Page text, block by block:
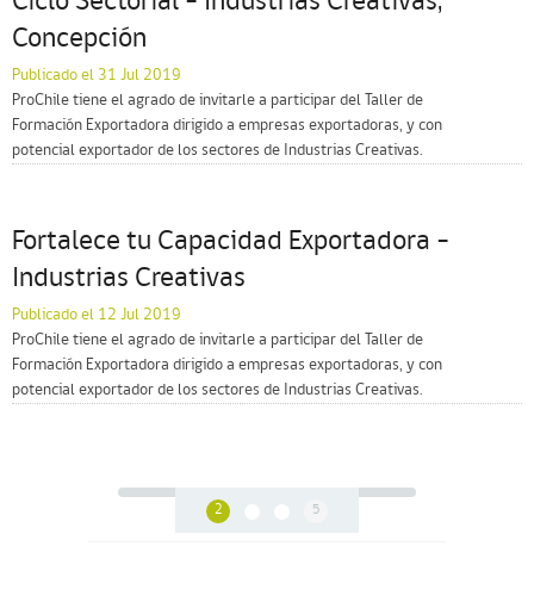
Concepción
Publicado el 31 Jul 2019
ProChile tiene el agrado de invitarle a participar del Taller de
Formación Exportadora dirigido a empresas exportadoras, y con
potencial exportador de los sectores de Industrias Creativas.
Fortalece tu Capacidad Exportadora –
Industrias Creativas
Publicado el 12 Jul 2019
ProChile tiene el agrado de invitarle a participar del Taller de
Formación Exportadora dirigido a empresas exportadoras, y con
potencial exportador de los sectores de Industrias Creativas.
2 5